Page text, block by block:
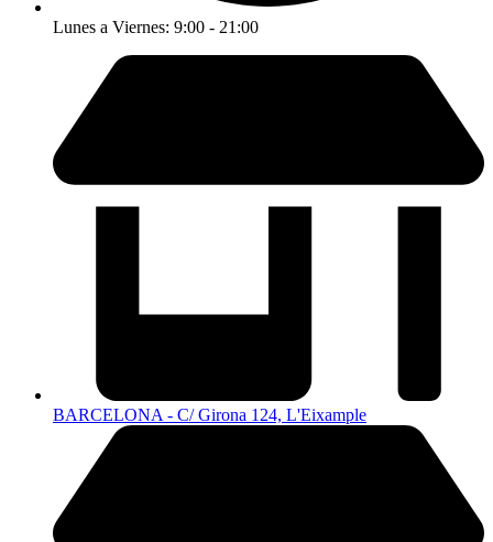
Lunes a Viernes: 9:00 - 21:00
BARCELONA - C/ Girona 124, L'Eixample